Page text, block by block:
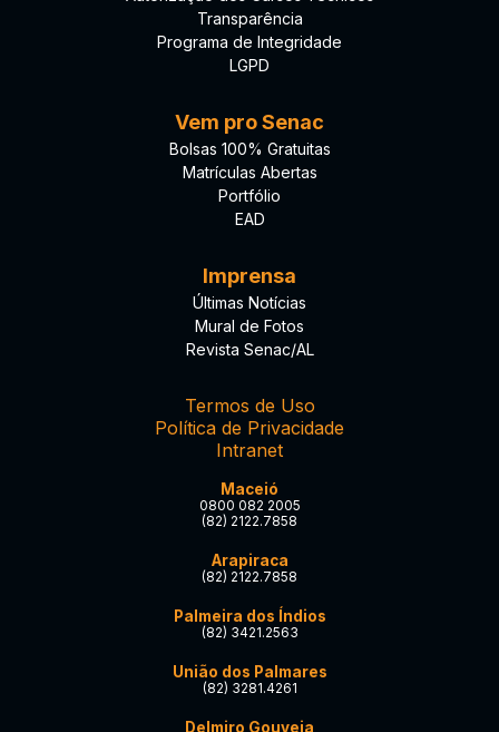
Transparência
Programa de Integridade
LGPD
Vem pro Senac
Bolsas 100% Gratuitas
Matrículas Abertas
Portfólio
EAD
Imprensa
Últimas Notícias
Mural de Fotos
Revista Senac/AL
Termos de Uso
Política de Privacidade
Intranet
Maceió
0800 082 2005
(82) 2122.7858
Arapiraca
(82) 2122.7858
Palmeira dos Índios
(82) 3421.2563
União dos Palmares
(82) 3281.4261
Delmiro Gouveia